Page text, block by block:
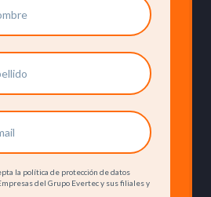
la política de protección de datos
del Grupo Evertec y sus filiales y